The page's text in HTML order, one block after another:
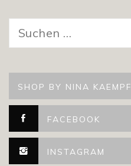
nach:
SHOP BY NINA KAEMPF
FACEBOOK
INSTAGRAM